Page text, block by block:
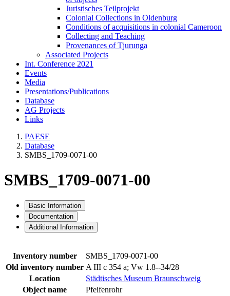
Juristisches Teilprojekt
Colonial Collections in Oldenburg
Conditions of acquisitions in colonial Cameroon
Collecting and Teaching
Provenances of Tjurunga
Associated Projects
Int. Conference 2021
Events
Media
Presentations/Publications
Database
AG Projects
Links
PAESE
Database
SMBS_1709-0071-00
SMBS_1709-0071-00
Basic Information
Documentation
Additional Information
Inventory number
SMBS_1709-0071-00
Old inventory number A III c 354 a; Vw 1.8--34/28
Location
Städtisches Museum Braunschweig
Object name
Pfeifenrohr